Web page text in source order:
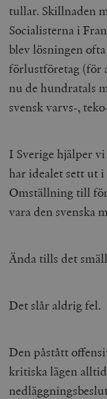
tullar. Skillnaden
Socialisterna i
blev lösningen
förlustföretag (för
nu de hundratals
svensk varvs-,
I Sverige hjälper
har idealet sett ut
Omställning till
vara den svenska
Ända tills det
Det slår aldrig fel.
Den påstått
kritiska lägen